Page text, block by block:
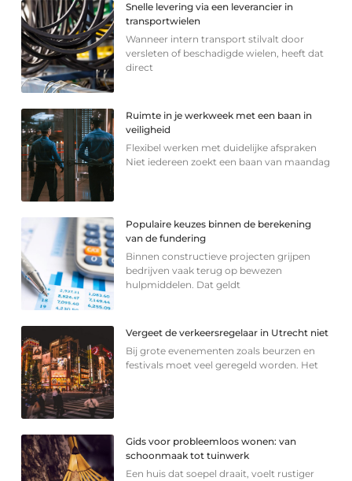
Snelle levering via een leverancier in
transportwielen
Wanneer intern transport stilvalt door
versleten of beschadigde wielen, heeft dat
direct
Ruimte in je werkweek met een baan in
veiligheid
Flexibel werken met duidelijke afspraken
Niet iedereen zoekt een baan van maandag
Populaire keuzes binnen de berekening
van de fundering
Binnen constructieve projecten grijpen
bedrijven vaak terug op bewezen
hulpmiddelen. Dat geldt
Vergeet de verkeersregelaar in Utrecht niet
Bij grote evenementen zoals beurzen en
festivals moet veel geregeld worden. Het
Gids voor probleemloos wonen: van
schoonmaak tot tuinwerk
Een huis dat soepel draait, voelt rustiger